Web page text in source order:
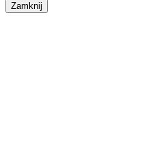
Zamknij